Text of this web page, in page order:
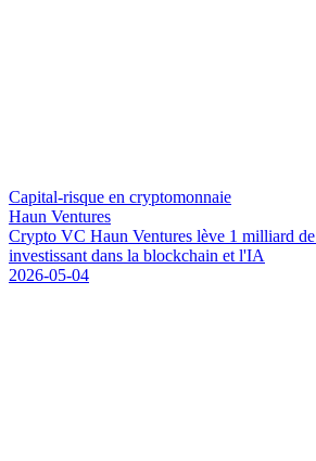
Capital-risque en cryptomonnaie
Haun Ventures
Crypto VC Haun Ventures lève 1 milliard de
investissant dans la blockchain et l'IA
2026-05-04